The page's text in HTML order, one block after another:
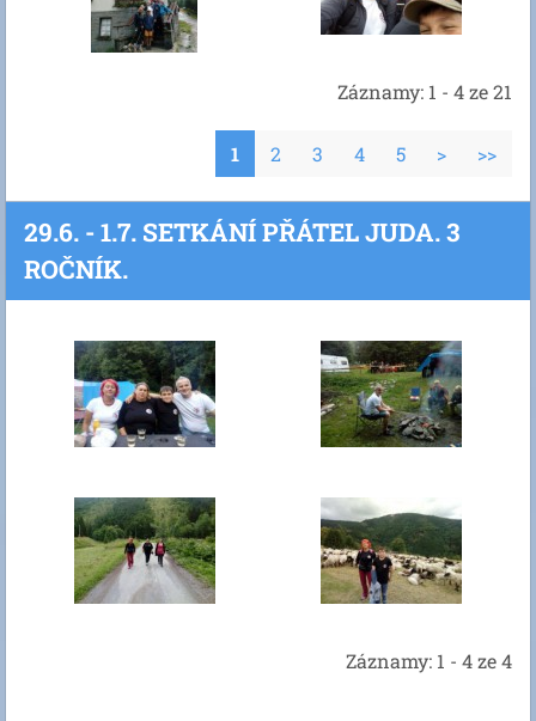
Záznamy: 1 - 4 ze 21
1 2 3 4 5 > >>
29.6. - 1.7. SETKÁNÍ PŘÁTEL JUDA. 3
ROČNÍK.
Záznamy: 1 - 4 ze 4